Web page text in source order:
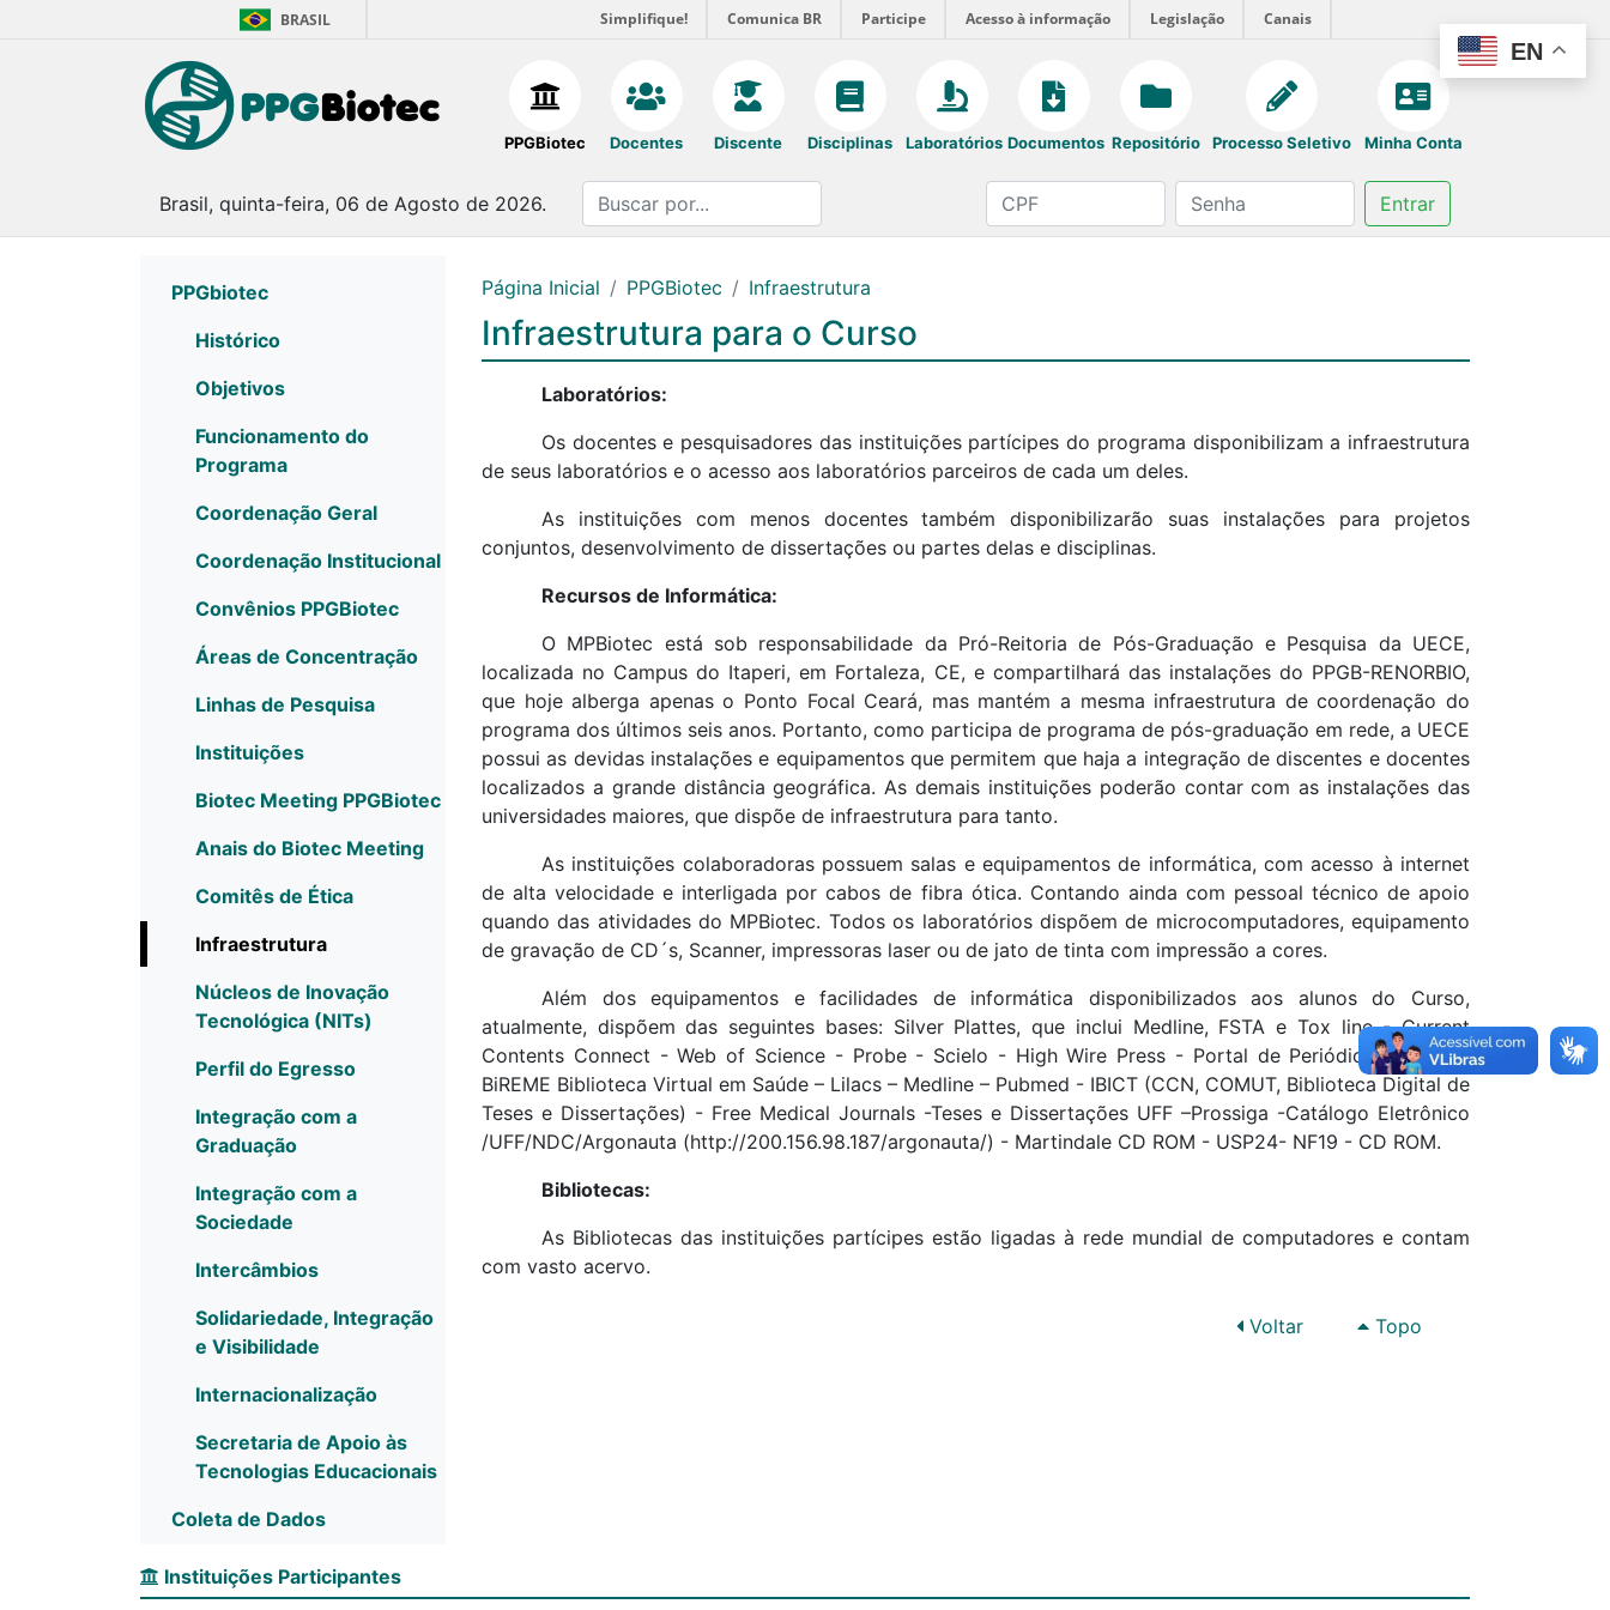
EN
BRASIL Simplifique! Comunica BR Participe Acesso à informação Legislação Canais
PPGBiotec Docentes Discente Disciplinas Laboratórios Documentos Repositório Processo Seletivo Minha Conta
Brasil, quinta-feira, 06 de Agosto de 2026. Entrar
PPGbiotec
Histórico
Objetivos
Funcionamento do
Programa
Coordenação Geral
Coordenação Institucional
Convênios PPGBiotec
Áreas de Concentração
Linhas de Pesquisa
Instituições
Biotec Meeting PPGBiotec
Anais do Biotec Meeting
Comitês de Ética
Infraestrutura
Núcleos de Inovação
Tecnológica (NITs)
Perfil do Egresso
Integração com a
Graduação
Integração com a
Sociedade
Intercâmbios
Solidariedade, Integração
e Visibilidade
Internacionalização
Secretaria de Apoio às
Tecnologias Educacionais
Coleta de Dados
Página Inicial PPGBiotec Infraestrutura
Infraestrutura para o Curso
Laboratórios:
Os docentes e pesquisadores das instituições partícipes do programa disponibilizam a infraestrutura
de seus laboratórios e o acesso aos laboratórios parceiros de cada um deles.
As instituições com menos docentes também disponibilizarão suas instalações para projetos
conjuntos, desenvolvimento de dissertações ou partes delas e disciplinas.
Recursos de Informática:
O MPBiotec está sob responsabilidade da Pró-Reitoria de Pós-Graduação e Pesquisa da UECE,
localizada no Campus do Itaperi, em Fortaleza, CE, e compartilhará das instalações do PPGB-RENORBIO,
que hoje alberga apenas o Ponto Focal Ceará, mas mantém a mesma infraestrutura de coordenação do
programa dos últimos seis anos. Portanto, como participa de programa de pós-graduação em rede, a UECE
possui as devidas instalações e equipamentos que permitem que haja a integração de discentes e docentes
localizados a grande distância geográfica. As demais instituições poderão contar com as instalações das
universidades maiores, que dispõe de infraestrutura para tanto.
As instituições colaboradoras possuem salas e equipamentos de informática, com acesso à internet
de alta velocidade e interligada por cabos de fibra ótica. Contando ainda com pessoal técnico de apoio
quando das atividades do MPBiotec. Todos os laboratórios dispõem de microcomputadores, equipamento
de gravação de CD´s, Scanner, impressoras laser ou de jato de tinta com impressão a cores.
Além dos equipamentos e facilidades de informática disponibilizados aos alunos do Curso,
atualmente, dispõem das seguintes bases: Silver Plattes, que inclui Medline, FSTA e Tox line - Current
Contents Connect - Web of Science - Probe - Scielo - High Wire Press - Portal de Periódicos Capes -
BiREME Biblioteca Virtual em Saúde – Lilacs – Medline – Pubmed - IBICT (CCN, COMUT, Biblioteca Digital de
Teses e Dissertações) - Free Medical Journals -Teses e Dissertações UFF –Prossiga -Catálogo Eletrônico
/UFF/NDC/Argonauta (http://200.156.98.187/argonauta/) - Martindale CD ROM - USP24- NF19 - CD ROM.
Bibliotecas:
As Bibliotecas das instituições partícipes estão ligadas à rede mundial de computadores e contam
com vasto acervo.
Voltar Topo
Instituições Participantes